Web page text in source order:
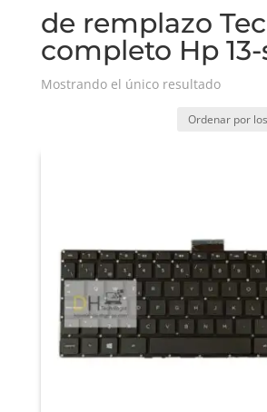
de remplazo
completo Hp 13-
Mostrando el único resultado